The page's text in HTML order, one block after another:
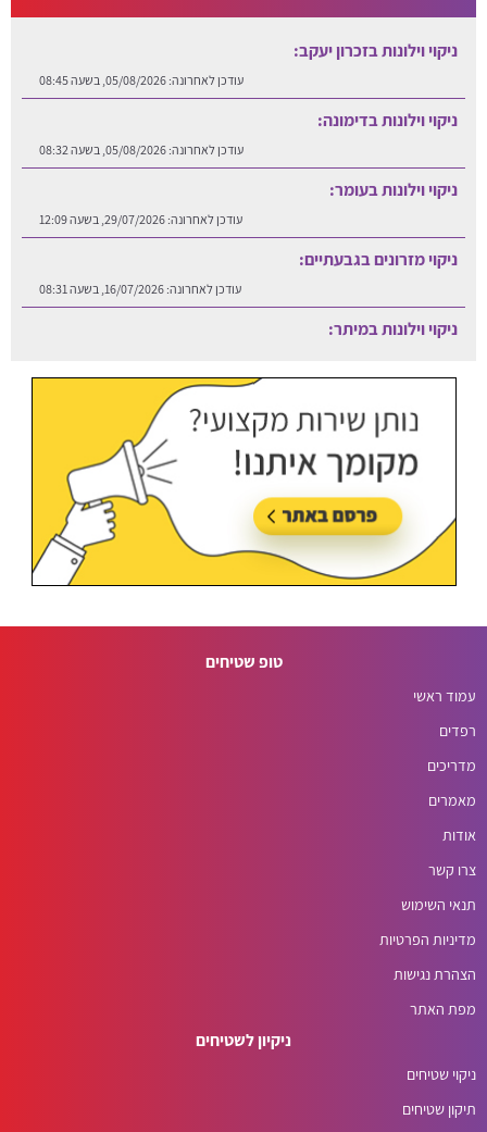
ניקוי וילונות בזכרון יעקב:
עודכן לאחרונה: 05/08/2026, בשעה 08:45
ניקוי וילונות בדימונה:
עודכן לאחרונה: 05/08/2026, בשעה 08:32
ניקוי וילונות בעומר:
עודכן לאחרונה: 29/07/2026, בשעה 12:09
ניקוי מזרונים בגבעתיים:
עודכן לאחרונה: 16/07/2026, בשעה 08:31
ניקוי וילונות במיתר:
טופ שטיחים
עמוד ראשי
רפדים
מדריכים
מאמרים
אודות
צרו קשר
תנאי השימוש
מדיניות הפרטיות
הצהרת נגישות
מפת האתר
ניקיון לשטיחים
ניקוי שטיחים
תיקון שטיחים